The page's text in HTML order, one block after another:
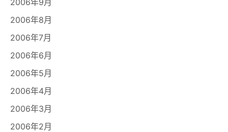
2006年8月
2006年7月
2006年6月
2006年5月
2006年4月
2006年3月
2006年2月